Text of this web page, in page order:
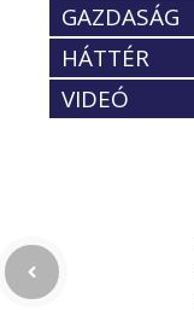
GAZDASÁG
HÁTTÉR
VIDEÓ